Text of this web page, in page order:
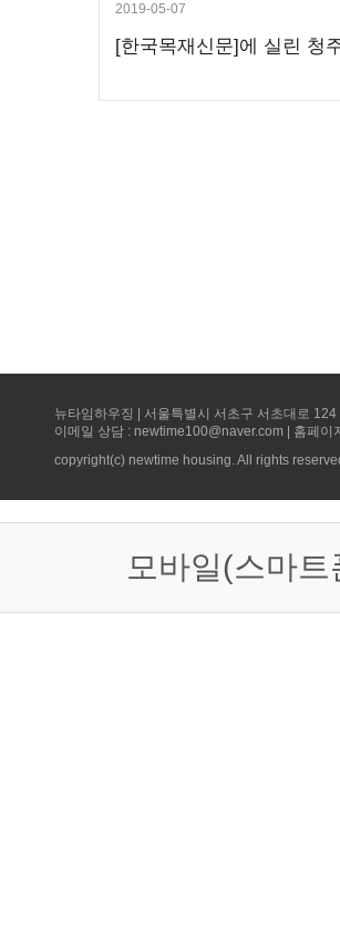
2019-05-07
[한국목재신문]에 실린 청
뉴타임하우징 | 서울특별시 서초구 서초대로
이메일 상담 : newtime100@naver.com | 홈페
copyright(c) newtime housing. All rights
모바일(스마